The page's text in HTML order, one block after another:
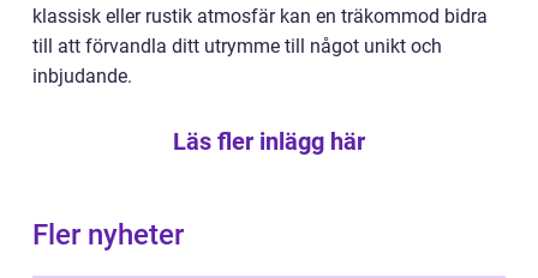
klassisk eller rustik atmosfär kan en träkommod bidra
till att förvandla ditt utrymme till något unikt och
inbjudande.
Läs fler inlägg här
Fler nyheter